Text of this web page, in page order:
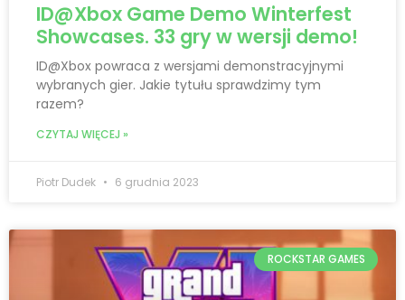
ID@Xbox Game Demo Winterfest
Showcases. 33 gry w wersji demo!
ID@Xbox powraca z wersjami demonstracyjnymi
wybranych gier. Jakie tytułu sprawdzimy tym
razem?
CZYTAJ WIĘCEJ »
Piotr Dudek 6 grudnia 2023
ROCKSTAR GAMES